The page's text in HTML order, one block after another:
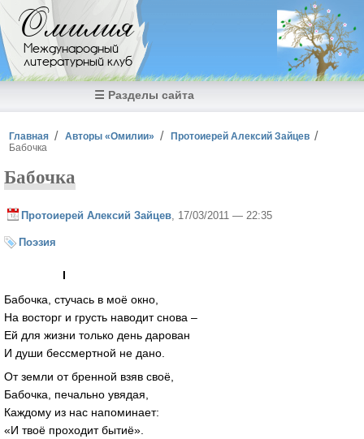
Перейти к основному содержанию
Омилия
Международный
литературный клуб
☰ Разделы сайта
Вы здесь
Главная Авторы «Омилии»
Протоиерей Алексий Зайцев
Бабочка
Бабочка
Протоиерей Алексий Зайцев , 17/03/2011 — 22:35
Поэзия
I
Бабочка, стучась в моё окно,
На восторг и грусть наводит снова –
Ей для жизни только день дарован
И души бессмертной не дано.
От земли от бренной взяв своё,
Бабочка, печально увядая,
Каждому из нас напоминает:
«И твоё проходит бытиё».